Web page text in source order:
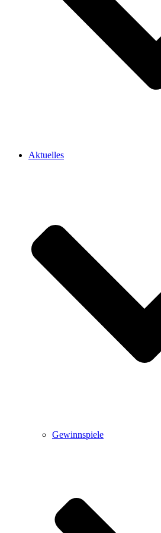
Aktuelles
Gewinnspiele